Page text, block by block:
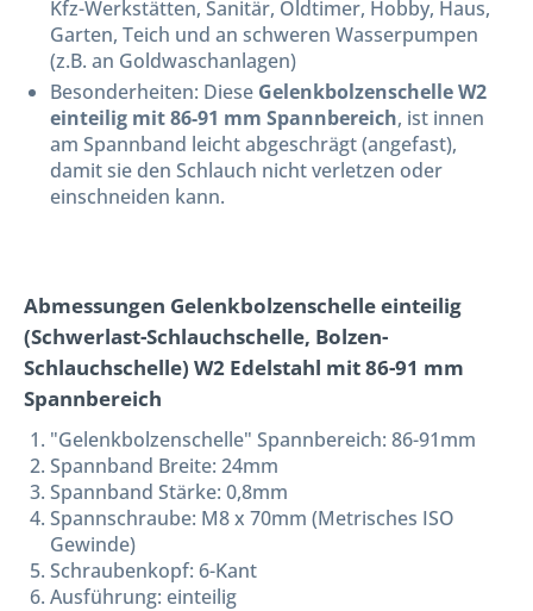
Kfz-Werkstätten, Sanitär, Oldtimer, Hobby, Haus,
Garten, Teich und an schweren Wasserpumpen
(z.B. an Goldwaschanlagen)
Besonderheiten: Diese Gelenkbolzenschelle W2
einteilig mit 86-91 mm Spannbereich, ist innen
am Spannband leicht abgeschrägt (angefast),
damit sie den Schlauch nicht verletzen oder
einschneiden kann.
Abmessungen Gelenkbolzenschelle einteilig
(Schwerlast-Schlauchschelle, Bolzen-
Schlauchschelle) W2 Edelstahl mit 86-91 mm
Spannbereich
"Gelenkbolzenschelle" Spannbereich: 86-91mm
Spannband Breite: 24mm
Spannband Stärke: 0,8mm
Spannschraube: M8 x 70mm (Metrisches ISO
Gewinde)
Schraubenkopf: 6-Kant
Ausführung: einteilig